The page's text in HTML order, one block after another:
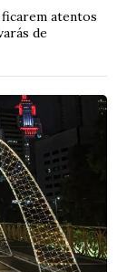
atentos
de